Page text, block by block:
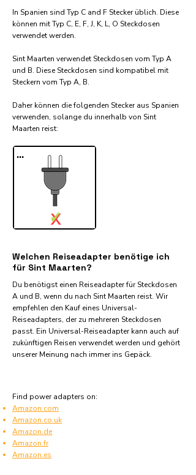
In Spanien sind Typ C and F Stecker üblich. Diese
können mit Typ C, E, F, J, K, L, O Steckdosen
verwendet werden.
Sint Maarten verwendet Steckdosen vom Typ A
und B. Diese Steckdosen sind kompatibel mit
Steckern vom Typ A, B.
Daher können die folgenden Stecker aus Spanien
verwenden, solange du innerhalb von Sint
Maarten reist:​
...
X
✓
Welchen Reiseadapter benötige ich
für Sint Maarten?
Du benötigst einen Reiseadapter für Steckdosen
A und B, wenn du nach Sint Maarten reist. Wir
empfehlen den Kauf eines Universal-
Reiseadapters, der zu mehreren Steckdosen
passt. Ein Universal-Reiseadapter kann auch auf
zukünftigen Reisen verwendet werden und gehört
unserer Meinung nach immer ins Gepäck.
Find power adapters on:
Amazon.com
Amazon.co.uk
Amazon.de
Amazon.fr
Amazon.es